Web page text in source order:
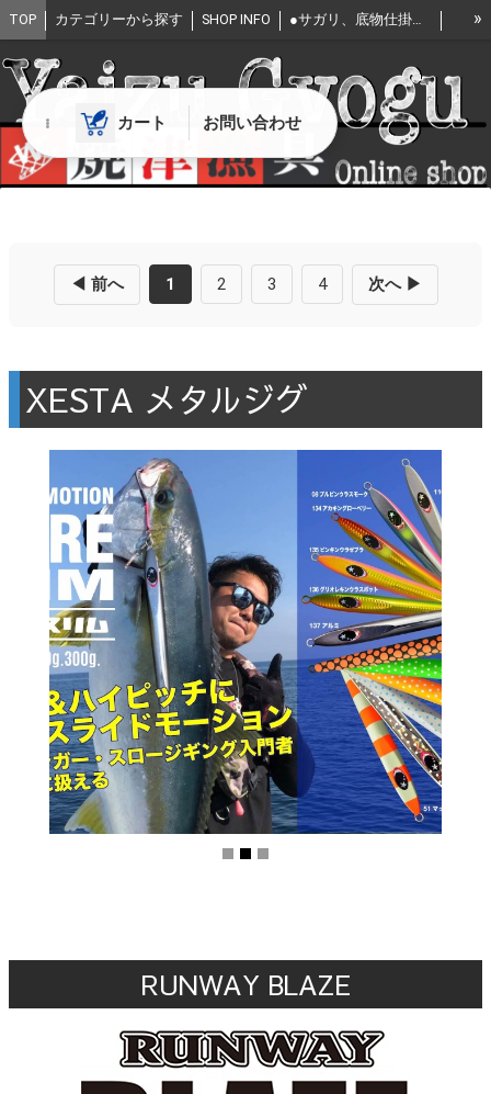
TOP カテゴリーから探す SHOP INFO ●サガリ、底物仕掛け For deep sea divice
●釣針 Fishing Hook
●水中灯 ストロボ 送料について お問い合わせ
特定商取引法表記 ★店長の豆知識
»
カート お問い合わせ
◀ 前へ 1 2 3 4 次へ ▶
XESTA メタルジグ
RUNWAY BLAZE